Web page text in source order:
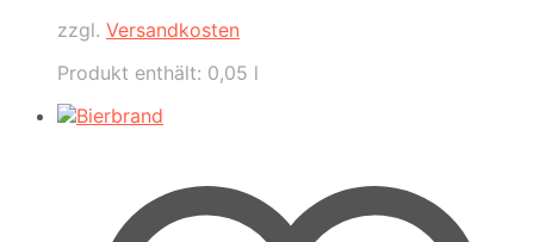
zzgl. Versandkosten
Produkt enthält: 0,05 l